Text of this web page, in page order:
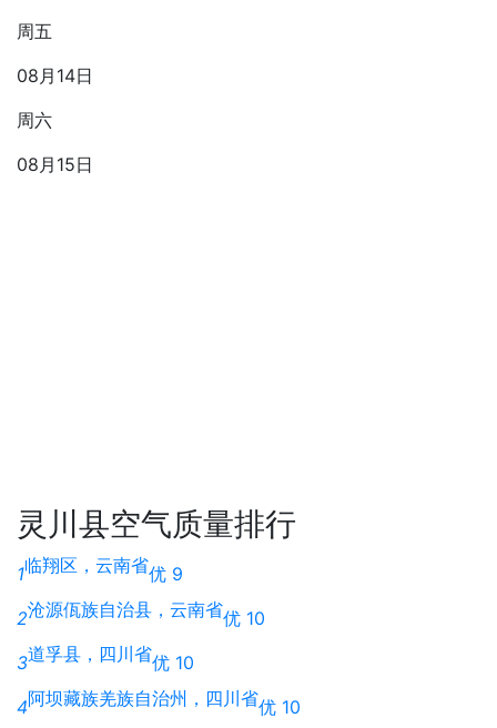
周五
08月14日
周六
08月15日
灵川县空气质量排行
1临翔区，云南省优 9
2沧源佤族自治县，云南省优 10
3道孚县，四川省优 10
4阿坝藏族羌族自治州，四川省优 10